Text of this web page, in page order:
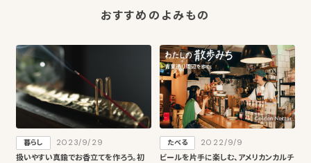
おすすめのよみもの
暮らし
2023/9/29
扱いやすい真鍮でお香立てを作ろう。初
たべる
2022/9/9
ビールを片手に楽しむ、アメリカンカルチ